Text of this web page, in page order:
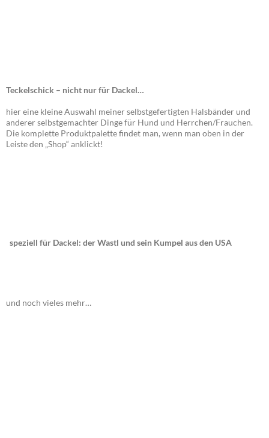
Teckelschick – nicht nur für Dackel…
hier eine kleine Auswahl meiner selbstgefertigten Halsbänder und
anderer selbstgemachter Dinge für Hund und Herrchen/Frauchen.
Die komplette Produktpalette findet man, wenn man oben in der
Leiste den „Shop“ anklickt!
speziell für Dackel: der Wastl und sein Kumpel aus den USA
und noch vieles mehr…